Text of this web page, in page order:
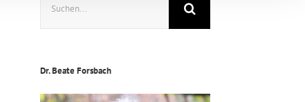
nach:
Dr. Beate Forsbach